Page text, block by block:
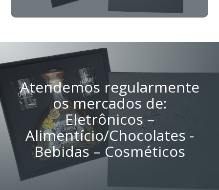
Atendemos regularmente
os mercados de:
Eletrônicos –
Alimentício/Chocolates -
Bebidas – Cosméticos